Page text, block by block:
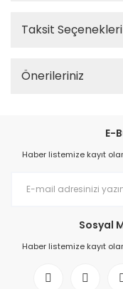
Taksit Seçenekleri
Önerileriniz
E-
Haber listemize kayıt
Sosyal
Haber listemize kayıt